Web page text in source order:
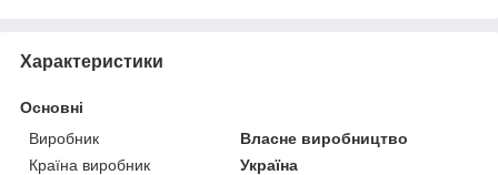
Характеристики
Основні
Виробник
Власне виробництво
Країна виробник
Україна